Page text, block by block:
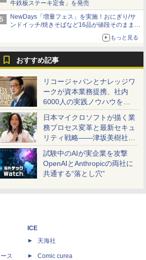
牛鉄板ステーキ定食」を発売
NewDays「増量フェス」を実施！おにぎり/サ
ンドイッチ/焼きそばなど16品が値段そのままで
もっと見る
おすすめ記事
リコージャパンとナレッジワ
ークが資本業務提携、社内
6000人の実践ノウハウを生
かした「AI商談記録 for
RICOH」を展開へ
日本マイクロソフトが描く業
務プロセス変革と最新セキュ
リティ戦略――津坂美樹社長
が2027年度戦略を説明
試験中のAIが実企業を攻撃
OpenAIとAnthropicの両社に
共通する“落とし穴”
ス
ICE
天海社
Comic curea